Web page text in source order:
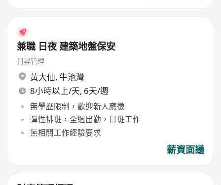
兼職 日夜 建築地盤保安
日昇管理
黃大仙, 牛池灣
8小時以上/天, 6天/週
無學歷限制，歡迎新人應徵
彈性排班，全週出勤，日班工作
無相關工作經驗要求
薪資面議